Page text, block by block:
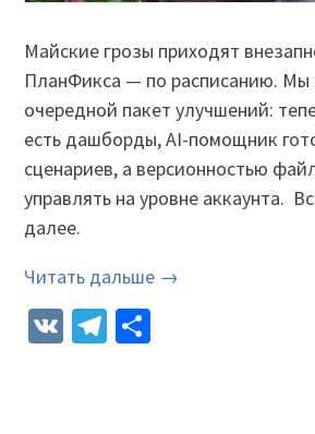
Майские грозы приходят
ПланФикса — по расписанию. Мы
очередной пакет улучшений:
есть дашборды, AI-помощник
сценариев, а версионностью
управлять на уровне аккаунта.
далее.
Читать дальше →
VK Telegram